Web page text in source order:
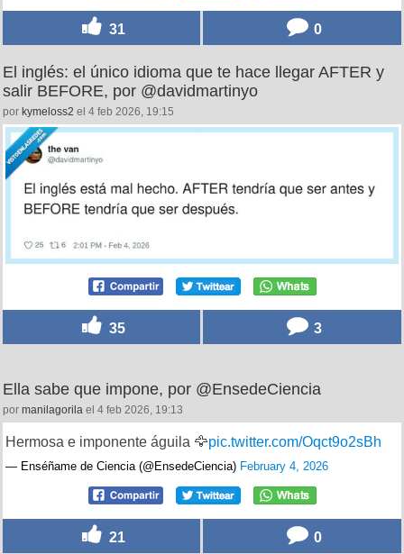
31 0
El inglés: el único idioma que te hace llegar AFTER y
salir BEFORE, por @davidmartinyo
por kymeloss2 el 4 feb 2026, 19:15
35 3
Ella sabe que impone, por @EnsedeCiencia
por manilagorila el 4 feb 2026, 19:13
Hermosa e imponente águila 🦅pic.twitter.com/Oqct9o2sBh
— Enséñame de Ciencia (@EnsedeCiencia) February 4, 2026
21 0